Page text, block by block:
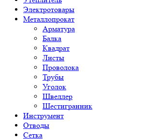
Электротовары
Металлопрокат
Арматура
Балка
Квадрат
Листы
Проволока
Трубы
Уголок
Швеллер
Шестигранник
Инструмент
Отводы
Сетка